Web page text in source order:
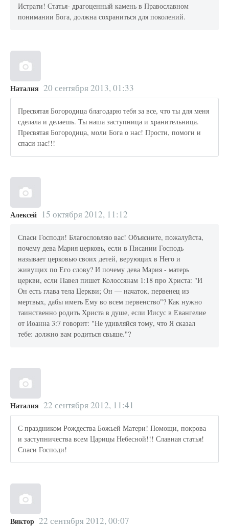
Истрати! Статья- драгоценный камень в Православном
понимании Бога, должна сохраниться для поколений.
Наталия 20 сентября 2013, 01:33
Пресвятая Богородица благодарю тебя за все, что ты для меня
сделала и делаешь. Ты наша заступница и хранительница.
Пресвятая Богородица, моли Бога о нас! Прости, помоги и
спаси нас!!!
Алексей 15 октября 2012, 11:12
Спаси Господи! Благословляю вас! Объясните, пожалуйста,
почему дева Мария церковь, если в Писании Господь
называет церковью своих детей, верующих в Него и
живущих по Его слову? И почему дева Мария - матерь
церкви, если Павел пишет Колоссянам 1:18 про Христа: "И
Он есть глава тела Церкви; Он — начаток, первенец из
мертвых, дабы иметь Ему во всем первенство"? Как нужно
таинственно родить Христа в душе, если Иисус в Евангелие
от Иоанна 3:7 говорит: "Не удивляйся тому, что Я сказал
тебе: должно вам родиться свыше."?
Наталия 22 сентября 2012, 11:41
С праздником Рождества Божьей Матери! Помощи, покрова
и заступничества всем Царицы Небесной!!! Славная статья!
Спаси Господи!
Виктор 22 сентября 2012, 00:07